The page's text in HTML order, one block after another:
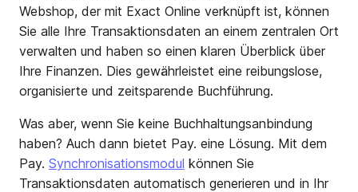
Webshop, der mit Exact Online verknüpft ist, können
Sie alle Ihre Transaktionsdaten an einem zentralen Ort
verwalten und haben so einen klaren Überblick über
Ihre Finanzen. Dies gewährleistet eine reibungslose,
organisierte und zeitsparende Buchführung.
Was aber, wenn Sie keine Buchhaltungsanbindung
haben? Auch dann bietet Pay. eine Lösung. Mit dem
Pay. Synchronisationsmodul können Sie
Transaktionsdaten automatisch generieren und in Ihr